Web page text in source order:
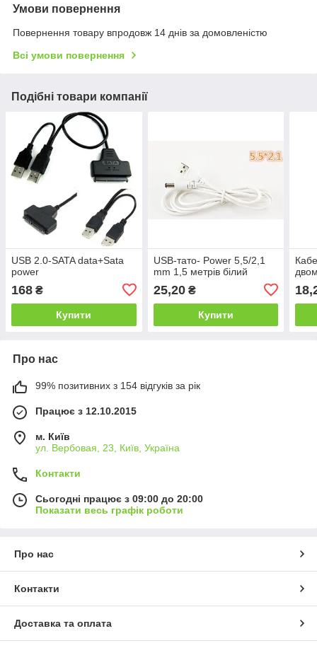
Умови повернення
Повернення товару впродовж 14 днів за домовленістю
Всі умови повернення
Подібні товари компанії
USB 2.0-SATA data+Sata
power
168 ₴
Купити
USB-тато- Power 5,5/2,1
mm 1,5 метрів білий
25,20₴
Купити
Про нас
99% позитивних з 154 відгуків за рік
Працює з 12.10.2015
м. Київ
ул. Вербовая, 23, Київ, Україна
Контакти
Сьогодні працює з 09:00 до 20:00
Показати весь графік роботи
Про нас
Контакти
Доставка та оплата